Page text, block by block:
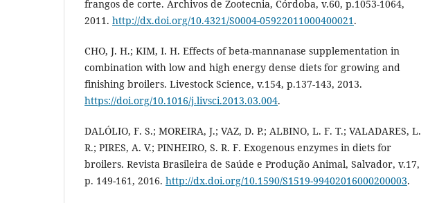
frangos de corte. Archivos de Zootecnia, Córdoba, v.60, p.1053-1064,
2011. http://dx.doi.org/10.4321/S0004-05922011000400021.
CHO, J. H.; KIM, I. H. Effects of beta-mannanase supplementation in
combination with low and high energy dense diets for growing and
finishing broilers. Livestock Science, v.154, p.137-143, 2013.
https://doi.org/10.1016/j.livsci.2013.03.004.
DALÓLIO, F. S.; MOREIRA, J.; VAZ, D. P.; ALBINO, L. F. T.; VALADARES, L.
R.; PIRES, A. V.; PINHEIRO, S. R. F. Exogenous enzymes in diets for
broilers. Revista Brasileira de Saúde e Produção Animal, Salvador, v.17,
p. 149-161, 2016. http://dx.doi.org/10.1590/S1519-99402016000200003.